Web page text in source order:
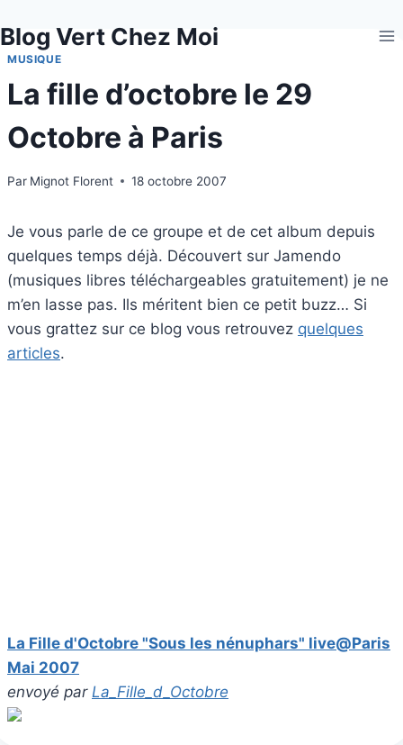
au
contenu
Blog Vert Chez Moi
MUSIQUE
La fille d’octobre le 29
Octobre à Paris
Par Mignot Florent 18 octobre 2007
Je vous parle de ce groupe et de cet album depuis
quelques temps déjà. Découvert sur Jamendo
(musiques libres téléchargeables gratuitement) je ne
m’en lasse pas. Ils méritent bien ce petit buzz… Si
vous grattez sur ce blog vous retrouvez quelques
articles.
La Fille d'Octobre "Sous les nénuphars" live@Paris
Mai 2007
envoyé par La_Fille_d_Octobre